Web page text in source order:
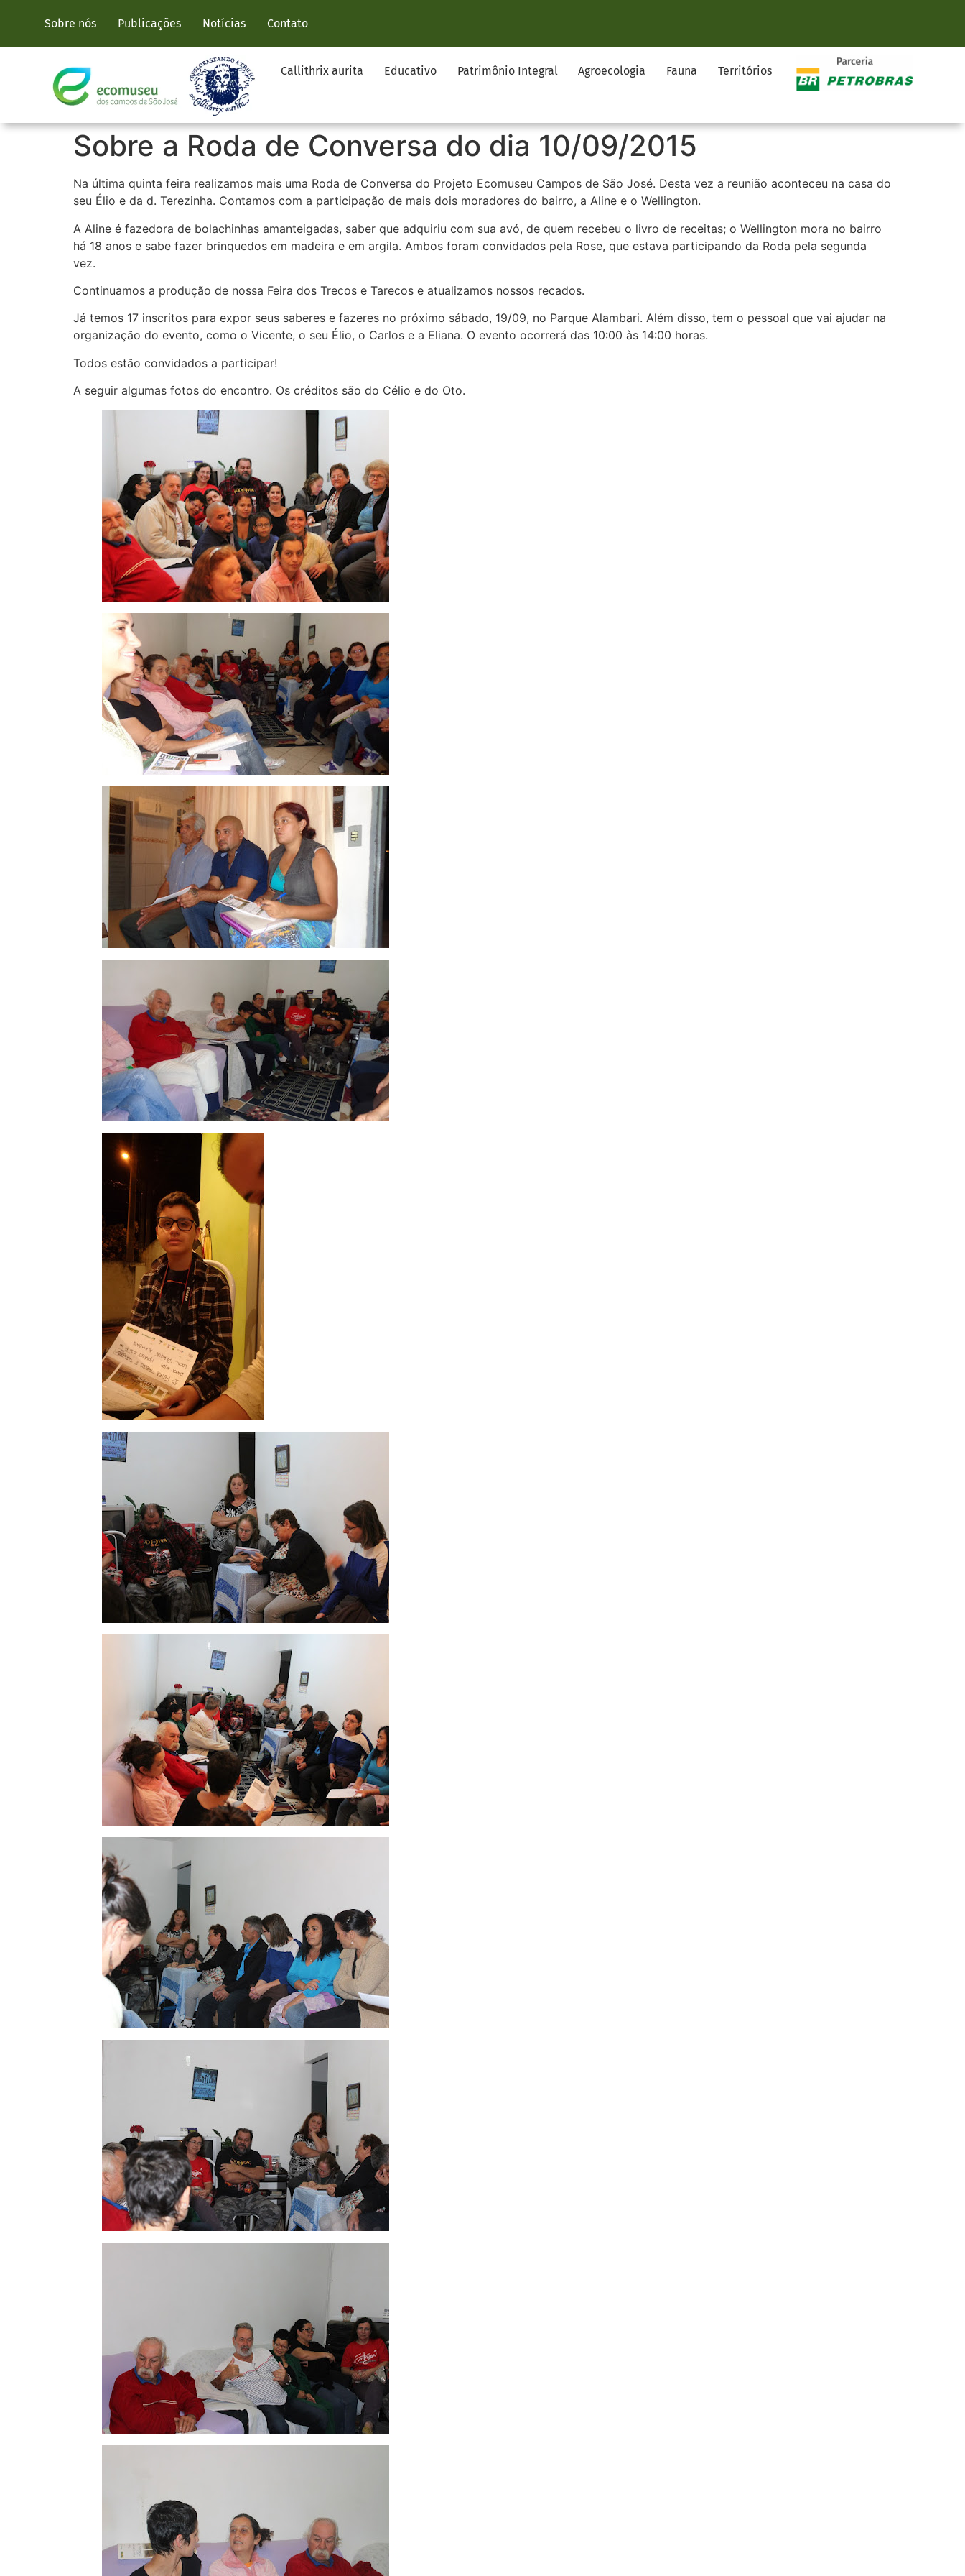
Sobre nós Publicações Notícias Contato
Callithrix aurita Educativo Patrimônio Integral Agroecologia Fauna Territórios
Sobre a Roda de Conversa do dia 10/09/2015
Na última quinta feira realizamos mais uma Roda de Conversa do Projeto Ecomuseu Campos de São José. Desta vez a reunião aconteceu na casa do
seu Élio e da d. Terezinha. Contamos com a participação de mais dois moradores do bairro, a Aline e o Wellington.
A Aline é fazedora de bolachinhas amanteigadas, saber que adquiriu com sua avó, de quem recebeu o livro de receitas; o Wellington mora no bairro
há 18 anos e sabe fazer brinquedos em madeira e em argila. Ambos foram convidados pela Rose, que estava participando da Roda pela segunda
vez.
Continuamos a produção de nossa Feira dos Trecos e Tarecos e atualizamos nossos recados.
Já temos 17 inscritos para expor seus saberes e fazeres no próximo sábado, 19/09, no Parque Alambari. Além disso, tem o pessoal que vai ajudar na
organização do evento, como o Vicente, o seu Élio, o Carlos e a Eliana. O evento ocorrerá das 10:00 às 14:00 horas.
Todos estão convidados a participar!
A seguir algumas fotos do encontro. Os créditos são do Célio e do Oto.